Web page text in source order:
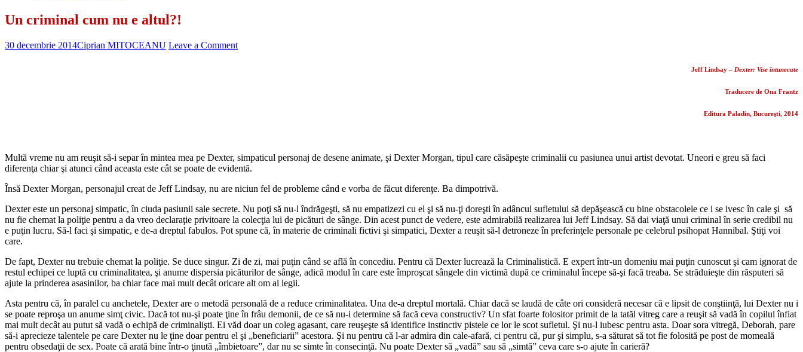
Un criminal cum nu e altul?!
30 decembrie 2014Ciprian MITOCEANU Leave a Comment
Jeff Lindsay – Dexter: Vise întunecate
Traducere de Ona Frantz
Editura Paladin, Bucureşti, 2014
Multă vreme nu am reuşit să-i separ în mintea mea pe Dexter, simpaticul personaj de desene animate, şi Dexter Morgan, tipul care căsăpeşte criminalii cu pasiunea unui artist devotat. Uneori e greu să faci
diferenţa chiar şi atunci când aceasta este cât se poate de evidentă.
Însă Dexter Morgan, personajul creat de Jeff Lindsay, nu are niciun fel de probleme când e vorba de făcut diferenţe. Ba dimpotrivă.
Dexter este un personaj simpatic, în ciuda pasiunii sale secrete. Nu poţi să nu-l îndrăgeşti, să nu empatizezi cu el şi să nu-ţi doreşti în adâncul sufletului să depăşească cu bine obstacolele ce i se ivesc în cale şi să
nu fie chemat la poliţie pentru a da vreo declaraţie privitoare la colecţia lui de picături de sânge. Din acest punct de vedere, este admirabilă realizarea lui Jeff Lindsay. Să dai viaţă unui criminal în serie credibil nu
e puţin lucru. Să-l faci şi simpatic, e de-a dreptul fabulos. Pot spune că, în materie de criminali fictivi şi simpatici, Dexter a reuşit să-l detroneze în preferinţele personale pe celebrul psihopat Hannibal. Ştiţi voi
care.
De fapt, Dexter nu trebuie chemat la poliţie. Se duce singur. Zi de zi, mai puţin când se află în concediu. Pentru că Dexter lucrează la Criminalistică. E expert într-un domeniu mai puţin cunoscut şi cam ignorat de
restul echipei ce luptă cu criminalitatea, şi anume dispersia picăturilor de sânge, adică modul în care este împroşcat sângele din victimă după ce criminalul începe să-şi facă treaba. Se străduieşte din răsputeri să
ajute la prinderea asasinilor, ba chiar face mai mult decât oricare alt om al legii.
Asta pentru că, în paralel cu anchetele, Dexter are o metodă personală de a reduce criminalitatea. Una de-a dreptul mortală. Chiar dacă se laudă de câte ori consideră necesar că e lipsit de conştiinţă, lui Dexter nu i
se poate reproşa un anume simţ civic. Dacă tot nu-şi poate ţine în frâu demonii, de ce să nu-i determine să facă ceva constructiv? Un sfat foarte folositor primit de la tatăl vitreg care a reuşit să vadă în copilul înfiat
mai mult decât au putut să vadă o echipă de criminalişti. Ei văd doar un coleg agasant, care reuşeşte să identifice instinctiv pistele ce lor le scot sufletul. Şi nu-l iubesc pentru asta. Doar sora vitregă, Deborah, pare
să-i aprecieze talentele pe care Dexter nu le ţine doar pentru el şi „beneficiarii” acestora. Şi nu pentru că l-ar admira din cale-afară, ci pentru că, pur şi simplu, s-a săturat să tot fie folosită pe post de momeală
pentru obsedaţii de sex. Poate că arată bine într-o ţinută „îmbietoare”, dar nu se simte în consecinţă. Nu poate Dexter să „vadă” sau să „simtă” ceva care s-o ajute în carieră?